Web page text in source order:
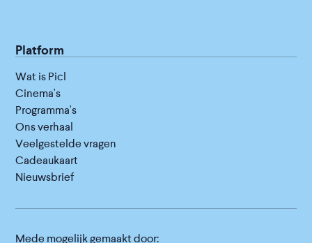
Platform
Wat is Picl
Cinema's
Programma's
Ons verhaal
Veelgestelde vragen
Cadeaukaart
Nieuwsbrief
Mede mogelijk gemaakt door: